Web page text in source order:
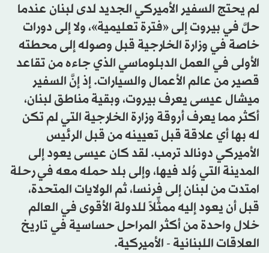
لم يحتج السفير الأميركي الجديد لدى لبنان عندما
حلَّ في بيروت إلى «فترة تعليمية»، ولا إلى دورات
خاصة في وزارة الخارجية قبل وصوله إلى محطته
الأولى في العمل الدبلوماسي الذي جاءه من تقاعد
قصير من عالم الأعمال والسيارات. إذ إنَّ السفير
ميشال عيسى يعرف بيروت، وبقية مناطق لبنان،
أكثر مما يعرف أروقة وزارة الخارجية التي لم تكن
له بها أي علاقة قبل تعيينه من قبل الرئيس
الأميركي دونالد ترمب. لقد كان عيسى يعود إلى
المدينة التي وُلد فيها، وإلى بلد حمله معه في رحلة
امتدت من لبنان إلى فرنسا، ثم الولايات المتحدة،
قبل أن يعود إليه ممثِّلاً للدولة الأقوى في العالم
خلال واحدة من أكثر المراحل حساسية في تاريخ
العلاقات اللبنانية - الأميركية.